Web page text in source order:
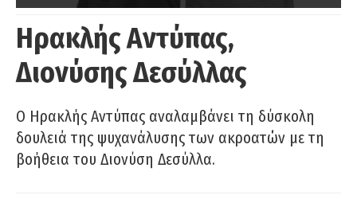
Ηρακλής Αντύπας,
Διονύσης Δεσύλλας
Ο Ηρακλής Αντύπας αναλαμβάνει τη δύσκολη
δουλειά της ψυχανάλυσης των ακροατών με τη
βοήθεια του Διονύση Δεσύλλα.